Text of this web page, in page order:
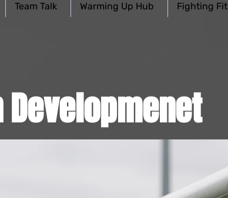
Team Talk Warming Up Hub Fighting Fit
Developmenet